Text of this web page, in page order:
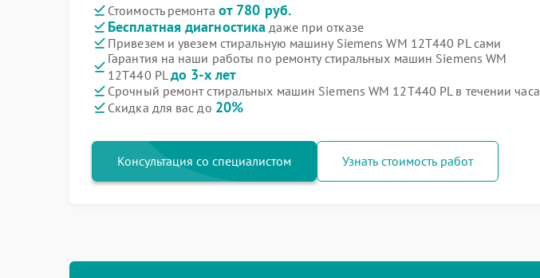
Стоимость ремонта от 780 руб.
Бесплатная диагностика даже при отказе
Привезем и увезем стиральную машину Siemens WM 12T440 PL сами
Гарантия на наши работы по ремонту стиральных машин Siemens WM
12T440 PLдо 3-х лет
Срочный ремонт стиральных машин Siemens WM 12T440 PL в течении часа
Скидка для вас до 20%
Консультация со специалистом Узнать стоимость работ